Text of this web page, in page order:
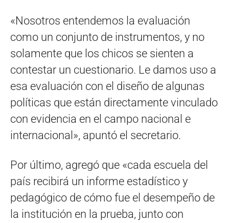
«Nosotros entendemos la evaluación
como un conjunto de instrumentos, y no
solamente que los chicos se sienten a
contestar un cuestionario. Le damos uso a
esa evaluación con el diseño de algunas
políticas que están directamente vinculado
con evidencia en el campo nacional e
internacional», apuntó el secretario.
Por último, agregó que «cada escuela del
país recibirá un informe estadístico y
pedagógico de cómo fue el desempeño de
la institución en la prueba, junto con